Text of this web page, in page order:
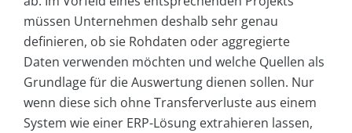
müssen Unternehmen deshalb sehr genau
definieren, ob sie Rohdaten oder aggregierte
Daten verwenden möchten und welche Quellen als
Grundlage für die Auswertung dienen sollen. Nur
wenn diese sich ohne Transferverluste aus einem
System wie einer ERP-Lösung extrahieren lassen,